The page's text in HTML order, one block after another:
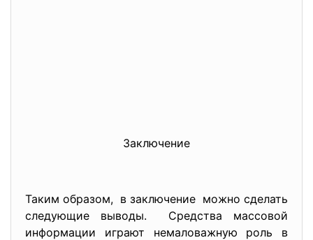
Заключение
Таким образом, в заключение можно сделать
следующие выводы. Средства массовой
информации играют немаловажную роль в